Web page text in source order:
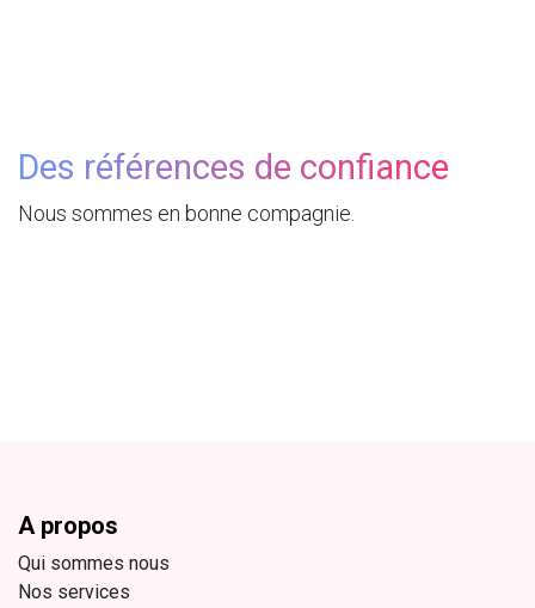
Des références de confiance
Nous sommes en bonne compagnie.
A propos
Qui sommes nous
Nos services